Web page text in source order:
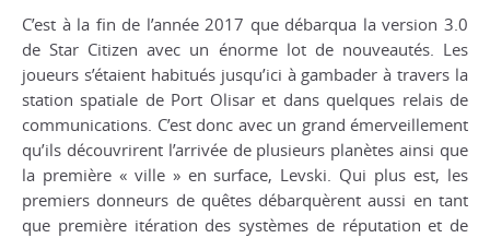
C’est à la fin de l’année 2017 que débarqua la version 3.0
de Star Citizen avec un énorme lot de nouveautés. Les
joueurs s’étaient habitués jusqu’ici à gambader à travers la
station spatiale de Port Olisar et dans quelques relais de
communications. C’est donc avec un grand émerveillement
qu’ils découvrirent l’arrivée de plusieurs planètes ainsi que
la première « ville » en surface, Levski. Qui plus est, les
premiers donneurs de quêtes débarquèrent aussi en tant
que première itération des systèmes de réputation et de